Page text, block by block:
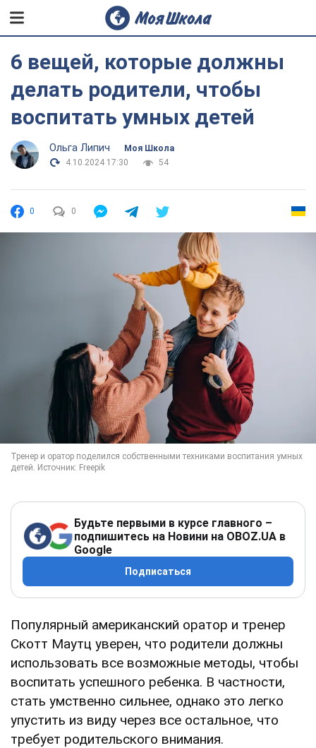
6 вещей, которые должны
делать родители, чтобы
воспитать умных детей
Ольга Липич
Моя Школа
4.10.2024 17:30
54
0 0
Будьте первыми в курсе главного –
подпишитесь на Новини на OBOZ.UA в
Google
Подписаться
Популярный американский оратор и тренер
Скотт Маутц уверен, что родители должны
использовать все возможные методы, чтобы
воспитать успешного ребенка. В частности,
стать умственно сильнее, однако это легко
упустить из виду через все остальное, что
требует родительского внимания.